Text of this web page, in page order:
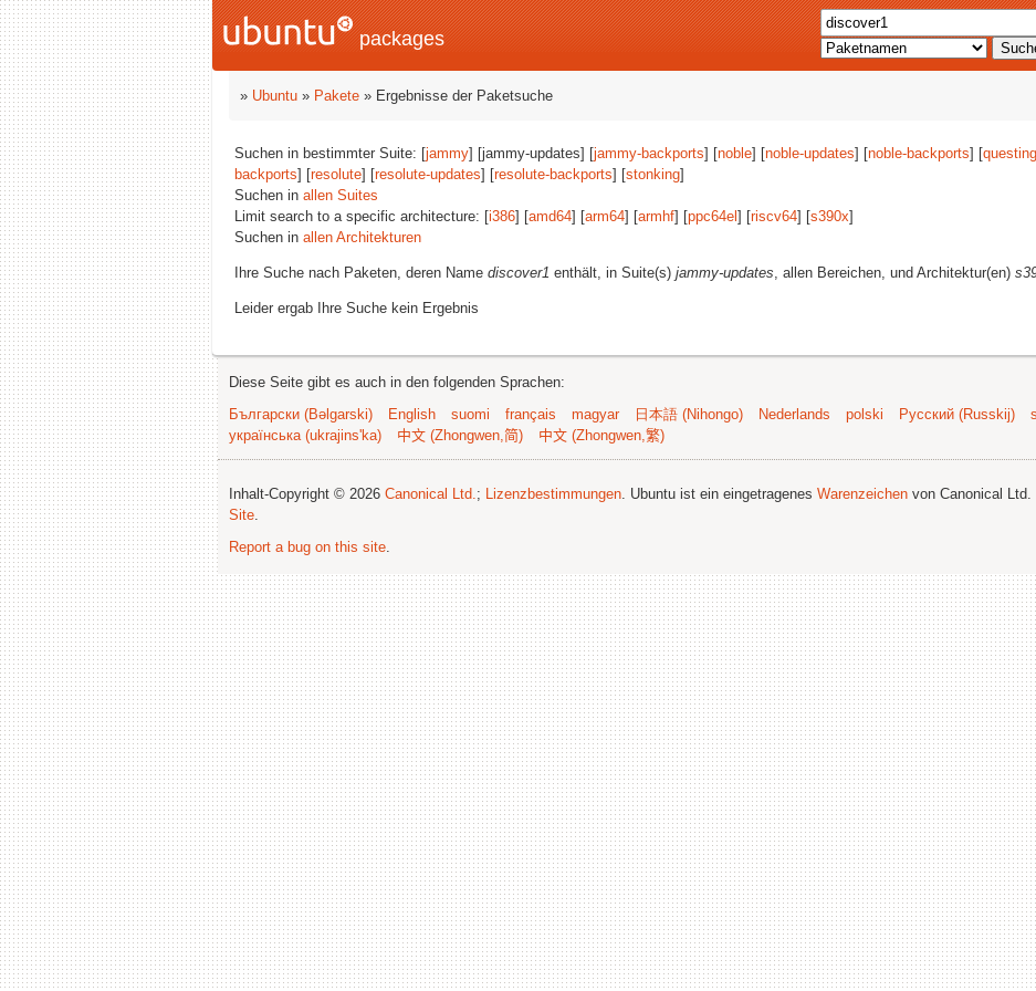
packages
» Ubuntu » Pakete » Ergebnisse der Paketsuche
Suchen in bestimmter Suite: [jammy] [jammy-updates] [jammy-backports] [noble] [noble-updates] [noble-backports] [questing
backports] [resolute] [resolute-updates] [resolute-backports] [stonking]
Suchen in allen Suites
Limit search to a specific architecture: [i386] [amd64] [arm64] [armhf] [ppc64el ] [riscv64] [s390x]
Suchen in allen Architekturen
Ihre Suche nach Paketen, deren Name discover1 enthält, in Suite(s) jammy-updates, allen Bereichen, und Architektur(en)
Leider ergab Ihre Suche kein Ergebnis
Diese Seite gibt es auch in den folgenden Sprachen:
Български (Bəlgarski)
English suomi français magyar 日本語 (Nihongo) Nederlands polski Русский (Russkij)
українська (ukrajins'ka)
中文 (Zhongwen,简) 中文 (Zhongwen,繁)
Inhalt-Copyright © 2026 Canonical Ltd.; Lizenzbestimmungen. Ubuntu ist ein eingetragenes Warenzeichen von Canonical Ltd.
Site.
Report a bug on this site.